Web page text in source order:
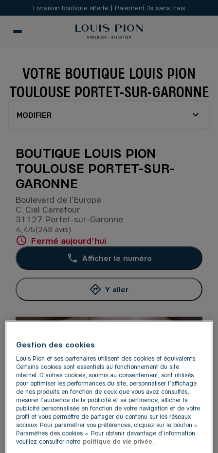
Livraison boutique offerte | Paiement 3x sans frais
VOTRE BOUTIQUE LOUIS PION
TOULOUSE PORTET-SUR-GARONNE
MODIFIER
BOUTIQUE LOUIS PION
TOULOUSE PORTET-SUR-
GARONNE
Boulevard de l'Europe
C. Cial Carrefour
31127 Portet-sur-Garonne
4,4/5 Note de 4.4 sur 5
(243 avis)
Fermé aujourd'hui
Afficher le numéro
Y aller
Gestion des cookies
Louis Pion et ses partenaires utilisent des cookies et équivalents.
Certains cookies sont essentiels au fonctionnement du site
internet. D'autres cookies, soumis au consentement, sont utilisés
pour optimiser les performances du site, personnaliser l’affichage
de nos produits en fonction de ceux que vous avez consultés,
mesurer l'audience de la publicité et sa pertinence, afficher la
publicité personnalisée en fonction de votre navigation et de votre
profil et vous permettre de partager du contenu sur les réseaux
sociaux. Pour paramétrer vos préférences, cliquez sur le bouton «
Paramètres des cookies ». Pour obtenir davantage d'information
veuillez consulter notre politique de vie privée.